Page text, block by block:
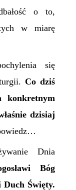
o to,
w miarę
się
Co dziś
dzisiaj
Dnia
Bóg
Duch Święty.